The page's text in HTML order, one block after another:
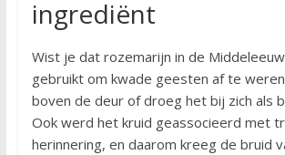
ingrediënt
Wist je dat rozemarijn in de
gebruikt om kwade geesten af te
boven de deur of droeg het bij zich als
Ook werd het kruid geassocieerd met
herinnering, en daarom kreeg de bruid